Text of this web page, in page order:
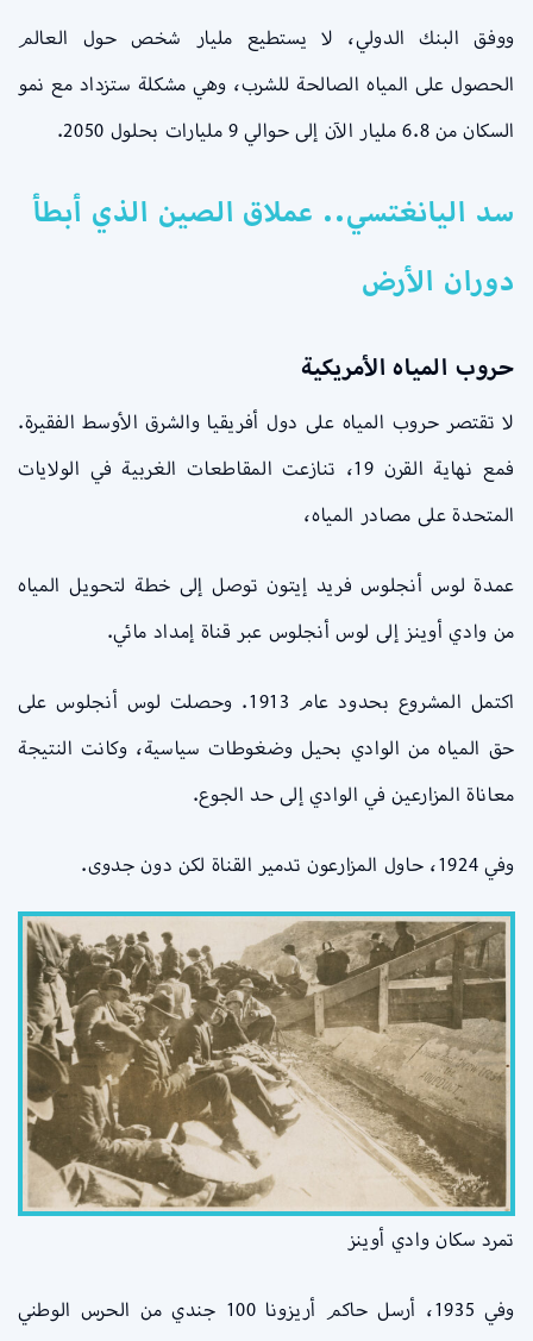
ووفق البنك الدولي، لا يستطيع مليار شخص حول العالم
الحصول على المياه الصالحة للشرب، وهي مشكلة ستزداد مع نمو
السكان من 6.8 مليار الآن إلى حوالي 9 مليارات بحلول 2050.
سد اليانغتسي.. عملاق الصين الذي أبطأ
دوران الأرض
حروب المياه الأمريكية
لا تقتصر حروب المياه على دول أفريقيا والشرق الأوسط الفقيرة.
فمع نهاية القرن 19، تنازعت المقاطعات الغربية في الولايات
المتحدة على مصادر المياه،
عمدة لوس أنجلوس فريد إيتون توصل إلى خطة لتحويل المياه
من وادي أوينز إلى لوس أنجلوس عبر قناة إمداد مائي.
اكتمل المشروع بحدود عام 1913. وحصلت لوس أنجلوس على
حق المياه من الوادي بحيل وضغوطات سياسية، وكانت النتيجة
معاناة المزارعين في الوادي إلى حد الجوع.
وفي 1924، حاول المزارعون تدمير القناة لكن دون جدوى.
تمرد سكان وادي أوينز
وفي 1935، أرسل حاكم أريزونا 100 جندي من الحرس الوطني